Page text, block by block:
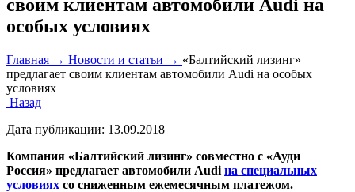
своим клиентам автомобили Audi на
особых условиях
Главная → Новости и статьи → «Балтийский лизинг»
предлагает своим клиентам автомобили Audi на особых
условиях
Назад
Дата публикации: 13.09.2018
Компания «Балтийский лизинг» совместно с «Ауди
Россия» предлагает автомобили Audi на специальных
условиях со сниженным ежемесячным платежом.